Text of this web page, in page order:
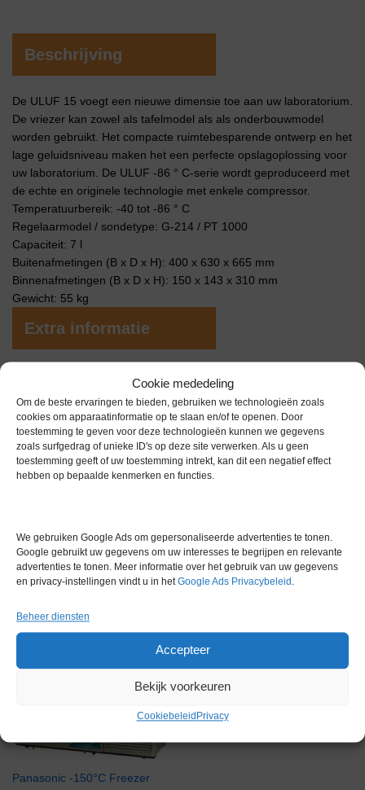
Cookie mededeling
Om de beste ervaringen te bieden, gebruiken we technologieën zoals
cookies om apparaatinformatie op te slaan en/of te openen. Door
toestemming te geven voor deze technologieën kunnen we gegevens
zoals surfgedrag of unieke ID's op deze site verwerken. Als u geen
toestemming geeft of uw toestemming intrekt, kan dit een negatief effect
hebben op bepaalde kenmerken en functies.
We gebruiken Google Ads om gepersonaliseerde advertenties te tonen.
Google gebruikt uw gegevens om uw interesses te begrijpen en relevante
advertenties te tonen. Meer informatie over het gebruik van uw gegevens
en privacy-instellingen vindt u in hetGoogle Ads Privacybeleid .
Beheer diensten
Accepteer
Bekijk voorkeuren
Cookiebeleid Privacy
Beschrijving
De ULUF 15 voegt een nieuwe dimensie toe aan uw laboratorium.
De vriezer kan zowel als tafelmodel als als onderbouwmodel
worden gebruikt. Het compacte ruimtebesparende ontwerp en het
lage geluidsniveau maken het een perfecte opslagoplossing voor
uw laboratorium. De ULUF -86 ° C-serie wordt geproduceerd met
de echte en originele technologie met enkele compressor.
Temperatuurbereik: -40 tot -86 ° C
Regelaarmodel / sondetype: G-214 / PT 1000
Capaciteit: 7 l
Buitenafmetingen (B x D x H): 400 x 630 x 665 mm
Binnenafmetingen (B x D x H): 150 x 143 x 310 mm
Gewicht: 55 kg
Extra informatie
0,0 kg
Merk Arctiko
Garantie 6 maanden
Conditie Gebruikt in goede conditie
Gerelateerde producten
Via bemiddeling
Panasonic -150°C Freezer